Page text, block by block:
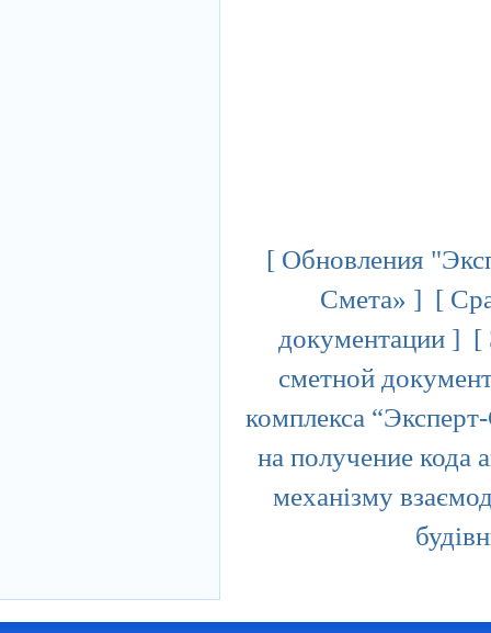
[ Обновления
Смета» ] [
документации] [
сметной
комплекса
на получение кода
механізму